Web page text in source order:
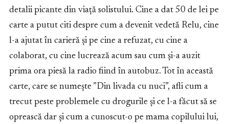
detalii picante din viață solistului. Cine a dat 50 de lei pe
carte a putut citi despre cum a devenit vedetă Relu, cine
l-a ajutat în carieră și pe cine a refuzat, cu cine a
colaborat, cu cine lucrează acum sau cum și-a auzit
prima ora piesă la radio fiind în autobuz. Tot în această
carte, care se numește ”Din livada cu nuci”, afli cum a
trecut peste problemele cu drogurile și ce l-a făcut să se
oprească dar și cum a cunoscut-o pe mama copilului lui,